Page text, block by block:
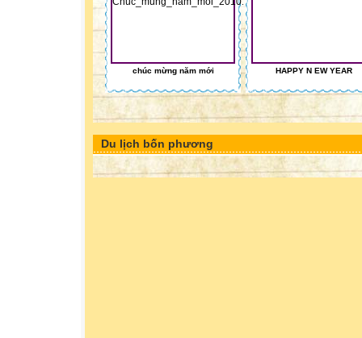
chúc mừng năm mới HAPPY N EW YEAR
Du lịch bốn phương